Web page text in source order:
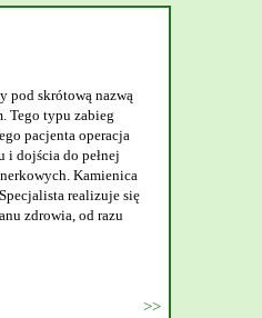
pod skrótową nazwą
Tego typu zabieg
pacjenta operacja
i dojścia do pełnej
Kamienica
realizuje się
zdrowia, od razu